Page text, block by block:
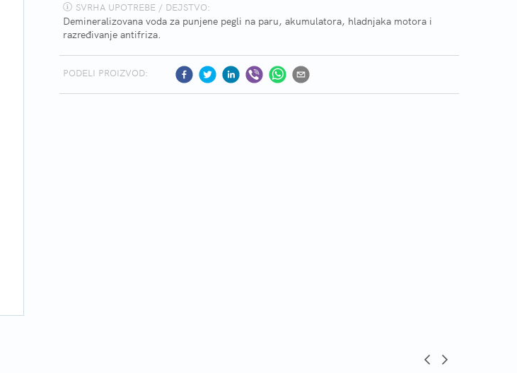
SVRHA UPOTREBE / DEJSTVO:
Demineralizovana voda za punjene pegli na paru, akumulatora, hladnjaka motora i
razređivanje antifriza.
PODELI PROIZVOD: